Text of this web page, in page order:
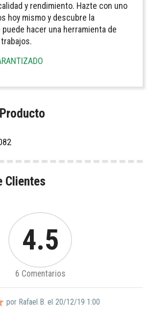
y rendimiento. Hazte con uno
hoy mismo y descubre la
hacer una herramienta de
Clientes
4.5
6 Comentarios
por Rafael B. el 20/12/19 1:00